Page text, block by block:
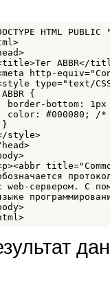
HTML
ABBR</
http-
type="text/
{
border-bottom:
color: #000080; /
}
style>
web-сервером. С